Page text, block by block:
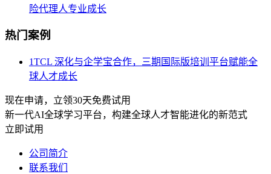
险代理人专业成长
热门案例
1TCL 深化与企学宝合作，三期国际版培训平台赋能全
球人才成长
现在申请，立领30天免费试用
新一代AI全球学习平台，构建全球人才智能进化的新范式
立即试用
公司简介
联系我们